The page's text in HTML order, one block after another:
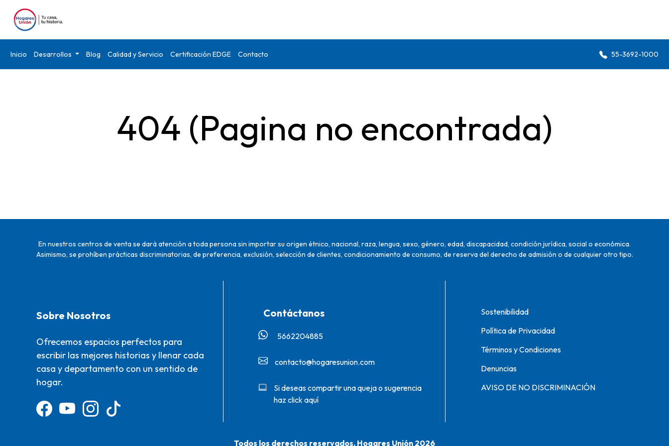
Inicio Desarrollos Blog Calidad y Servicio Certificación EDGE Contacto 55-3692-1000
404 (Pagina no encontrada)
En nuestros centros de venta se dará atención a toda persona sin importar su origen étnico, nacional, raza, lengua, sexo, género, edad, discapacidad, condición jurídica, social o económica.
Asimismo, se prohíben prácticas discriminatorias, de preferencia, exclusión, selección de clientes, condicionamiento de consumo, de reserva del derecho de admisión o de cualquier otro tipo.
Sobre Nosotros
Ofrecemos espacios perfectos para
escribir las mejores historias y llenar cada
casa y departamento con un sentido de
hogar.
Contáctanos
5662204885‬
contacto@hogaresunion.com
Si deseas compartir una queja o sugerencia
haz click aquí
Sostenibilidad
Política de Privacidad
Términos y Condiciones
Denuncias
AVISO DE NO DISCRIMINACIÓN
Todos los derechos reservados. Hogares Unión 2026